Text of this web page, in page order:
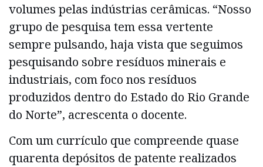
volumes pelas indústrias cerâmicas. “Nosso
grupo de pesquisa tem essa vertente
sempre pulsando, haja vista que seguimos
pesquisando sobre resíduos minerais e
industriais, com foco nos resíduos
produzidos dentro do Estado do Rio Grande
do Norte”, acrescenta o docente.
Com um currículo que compreende quase
quarenta depósitos de patente realizados